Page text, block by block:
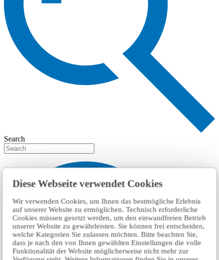
Diese Webseite verwendet Cookies
Wir verwenden Cookies, um Ihnen das bestmögliche Erlebnis
auf unserer Website zu ermöglichen. Technisch erforderliche
Cookies müssen gesetzt werden, um den einwandfreien Betrieb
unserer Website zu gewährleisten. Sie können frei entscheiden,
welche Kategorien Sie zulassen möchten. Bitte beachten Sie,
dass je nach den von Ihnen gewählten Einstellungen die volle
Funktionalität der Website möglicherweise nicht mehr zur
Search